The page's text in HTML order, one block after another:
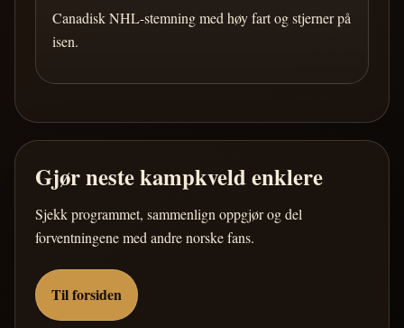
Canadisk NHL-stemning med høy fart og stjerner på
isen.
Gjør neste kampkveld enklere
Sjekk programmet, sammenlign oppgjør og del
forventningene med andre norske fans.
Til forsiden